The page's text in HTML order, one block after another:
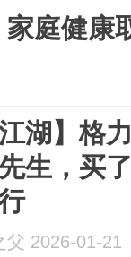
庭健康
江湖】格
生，买
父 2026-01-21